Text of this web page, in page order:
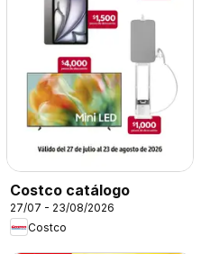
Costco catálogo
27/07 - 23/08/2026
Costco